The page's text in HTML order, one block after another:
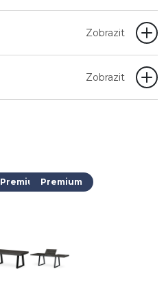
Zobrazit
Zobrazit
PremiumPremium